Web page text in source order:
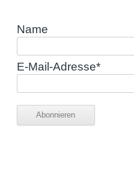
Name
E-Mail-Adresse*